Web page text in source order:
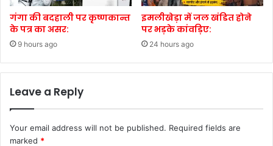
गंगा की बदहाली पर कृष्णकान्त
के पत्र का असर:
9 hours ago
इमलीखेड़ा में जल खंडित होने
पर भड़के कांवड़िए:
24 hours ago
Leave a Reply
Your email address will not be published. Required fields are
marked *